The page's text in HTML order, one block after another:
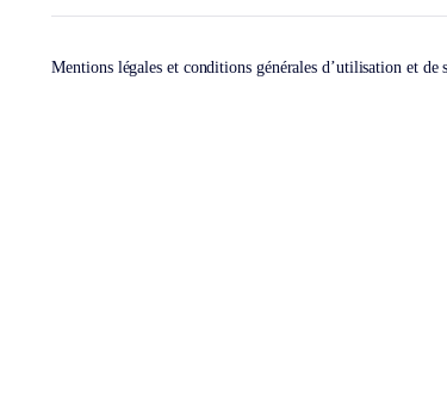
Mentions légales et conditions générales d’utilisation et de